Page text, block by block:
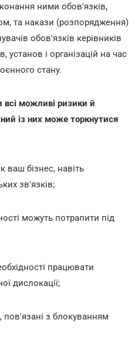
ними обов'язків,
та накази (розпорядження)
обов'язків керівників
установ і організацій на час
стану.
всі можливі ризики й
із них може торкнутися
ваш бізнес, навіть
зв'язків;
можуть потрапити під
працювати
дислокації;
пов'язані з блокуванням